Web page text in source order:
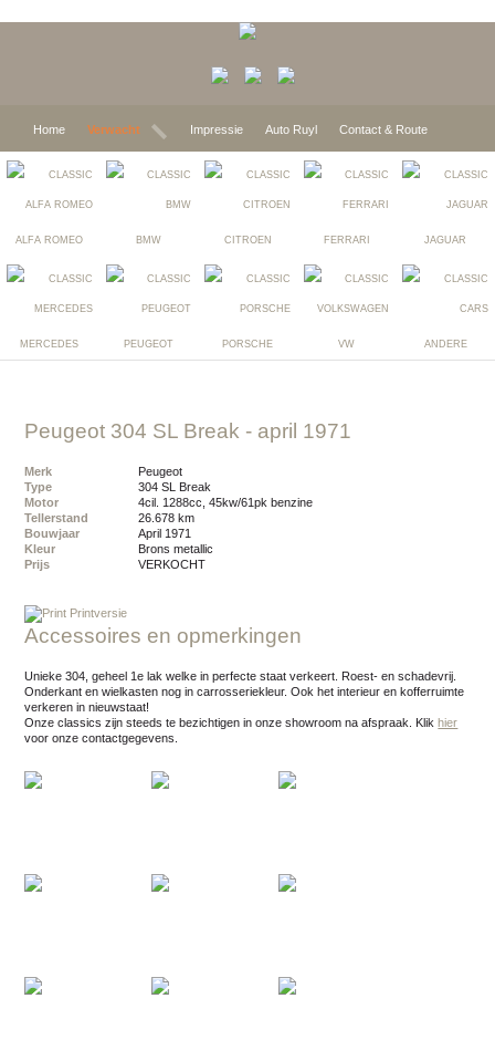
Home Verwacht Impressie Auto Ruyl Contact & Route
ALFA ROMEO BMW CITROEN FERRARI JAGUAR
MERCEDES PEUGEOT PORSCHE VW ANDERE
Peugeot 304 SL Break - april 1971
Merk
Peugeot
Type
304 SL Break
Motor
4cil. 1288cc, 45kw/61pk benzine
Tellerstand
26.678 km
Bouwjaar
april 1971
Kleur
brons metallic
Prijs
VERKOCHT
Printversie
Accessoires en opmerkingen
Unieke 304, geheel 1e lak welke in perfecte staat verkeert. Roest- en schadevrij.
Onderkant en wielkasten nog in carrosseriekleur. Ook het interieur en kofferruimte
verkeren in nieuwstaat!
Onze classics zijn steeds te bezichtigen in onze showroom na afspraak.
Klik hier
voor onze contactgegevens.